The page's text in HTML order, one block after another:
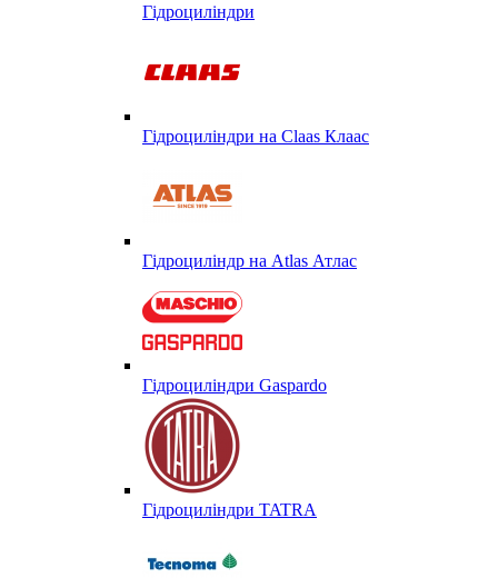
Гідроциліндри
Гідроциліндри на Claas Клаас
Гідроциліндр на Atlas Атлас
Гідроциліндри Gaspardo
Гідроциліндри TATRA